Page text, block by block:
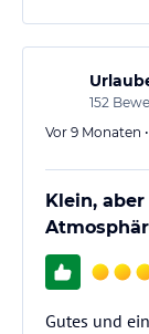
152
Vor 9 Monaten
Klein,
Gutes und